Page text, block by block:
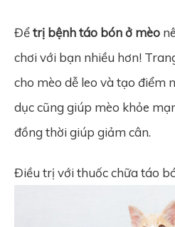
Đểtrị bệnh táo bón ở mèo
chơi với bạn nhiều hơn!
cho mèo dễ leo và tạo điểm
dục cũng giúp mèo khỏe
đồng thời giúp giảm cân.
Điều trị với thuốc chữa táo